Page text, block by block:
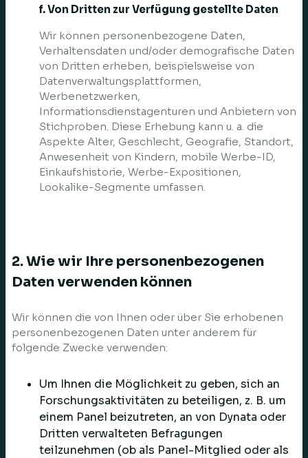
f. Von Dritten zur Verfügung gestellte Daten
Wir können personenbezogene Daten,
Verhaltensdaten und/oder demografische Daten
von Dritten erheben, beispielsweise von
Datenverwaltungsplattformen,
Werbenetzwerken,
Informationsdienstagenturen und Anbietern von
Stichproben. Diese Erhebung kann u. a. die
Aspekte Alter, Geschlecht, Geografie, Standort,
Anwesenheit von Kindern, mobile Werbe-ID,
Einkaufshistorie, Werbe-Expositionen,
Lookalike-Segmente umfassen.
2. Wie wir Ihre personenbezogenen
Daten verwenden können
Wir können die von Ihnen oder über Sie erhobenen
personenbezogenen Daten unter anderem für
folgende Zwecke verwenden:
Um Ihnen die Möglichkeit zu geben, sich an
Forschungsaktivitäten zu beteiligen, z. B. um
einem Panel beizutreten, an von Dynata oder
Dritten verwalteten Befragungen
teilzunehmen (ob als Panel-Mitglied oder als